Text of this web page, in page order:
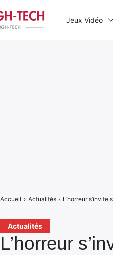
Actualités
L’horreur
Accueil › Actualités › L’horreur
Jeux Vidéo